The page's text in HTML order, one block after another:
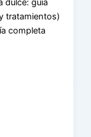
dulce: guía
tratamientos)
completa